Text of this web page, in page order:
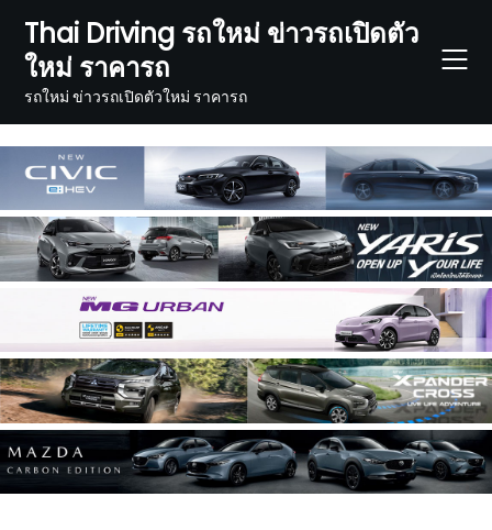
content
Thai Driving รถใหม่ ข่าวรถเปิดตัว
ใหม่ ราคารถ
รถใหม่ ข่าวรถเปิดตัวใหม่ ราคารถ